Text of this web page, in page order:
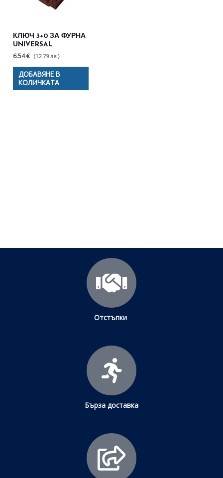
КЛЮЧ 3+0 ЗА ФУРНА
UNIVERSAL
6.54 € (12.79 лв.)
ДОБАВЯНЕ В
КОЛИЧКАТА
Отстъпки
Бърза доставка